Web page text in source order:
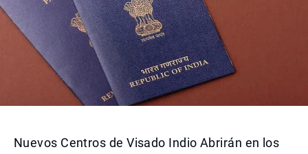
Nuevos Centros de Visado Indio Abrirán en los